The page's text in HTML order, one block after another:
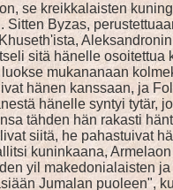
se kreikkalaisten
Sitten Byzas,
sitä hänelle
mukananaan
hänen kanssaan, ja
hänelle syntyi tytär,
tähden hän rakasti
siitä, he pahastuivat
kuninkaana,
yil makedonialaisten
Jumalan puoleen",